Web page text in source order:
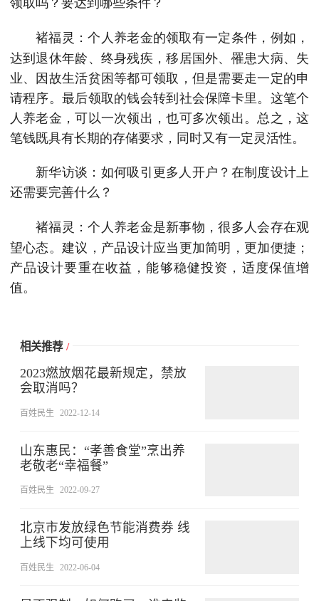
褚福灵：个人养老金的领取有一定条件，例如，
达到退休年龄、终身残疾，移居国外、罹患大病、失
业、因故生活贫困等都可领取，但是需要走一定的申
请程序。最后领取的钱会转到社会保障卡里。这笔个
人养老金，可以一次领出，也可多次领出。总之，这
笔钱既具有长期的存储要求，同时又有一定灵活性。
新华访谈：如何吸引更多人开户？在制度设计上
还需要完善什么？
褚福灵：个人养老金是新事物，很多人会存在观
望心态。建议，产品设计应当更加简明，更加便捷；
产品设计要重在收益，能够稳健投资，适度保值增
值。
相关推荐 /
2023燃放烟花最新规定，禁放
会取消吗？
百姓民生 2022-12-14
山东惠民：“孝善食堂”烹出养
老敬老“幸福餐”
百姓民生 2022-09-27
北京市发放绿色节能消费券 线
上线下均可使用
百姓民生 2022-06-04